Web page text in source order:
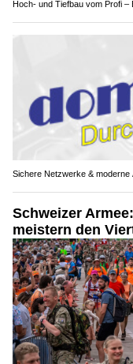
Hoch- und Tiefbau vom Profi –
Sichere Netzwerke & moderne
Schweizer
meistern den